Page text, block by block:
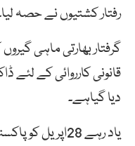
رفتار کشتیوں نے حصہ
گرفتار بھارتی ماہی
قانونی کارروائی کے
دیا گیاہے۔
یاد رہے